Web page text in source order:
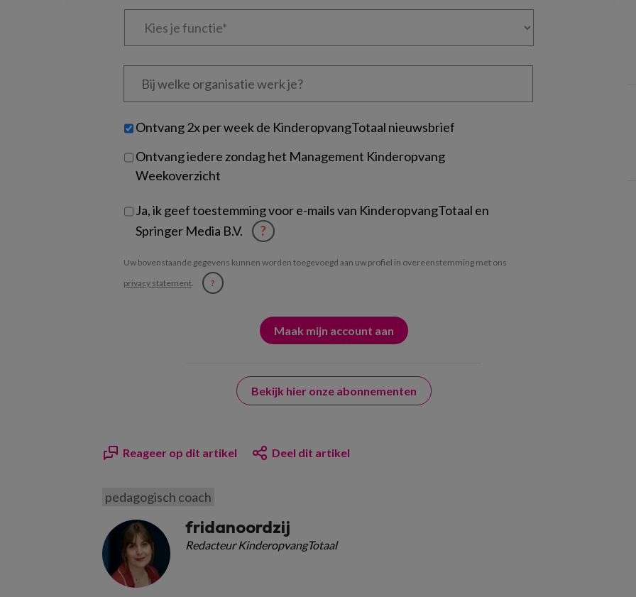
Kies
Bij
welke
je?
Untitled
Ontvang 2x per week de KinderopvangTotaal nieuwsbrief
Ontvang iedere zondag het Management Kinderopvang
Weekoverzicht
Ja, ik geef toestemming voor e-mails van KinderopvangTotaal en
Springer Media B.V.
?
Uw bovenstaande gegevens kunnen worden toegevoegd aan uw profiel in overeenstemming met ons
privacy statement. ?
Bekijk hier onze abonnementen
Reageer op dit artikel Deel dit artikel
pedagogisch coach
fridanoordzij
Redacteur KinderopvangTotaal